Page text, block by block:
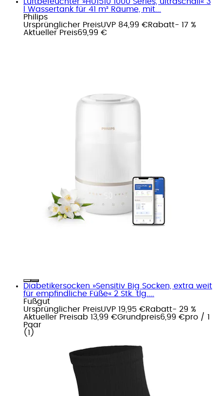
l Wassertank für 41 m² Räume, mit...
Philips
Ursprünglicher PreisUVP 84,99 €Rabatt- 17 %
Aktueller Preis69,99 €
Diabetikersocken »Sensitiv Big Socken, extra weit
für empfindliche Füße« 2 Stk. tlg....
Fußgut
Ursprünglicher PreisUVP 19,95 €Rabatt- 29 %
Aktueller Preisab 13,99 €Grundpreis6,99 €pro / 1
Paar
( 1 )